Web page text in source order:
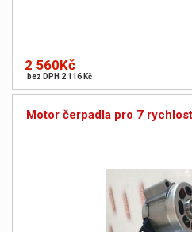
2 560Kč
bez DPH 2 116 Kč
Motor čerpadla pro 7